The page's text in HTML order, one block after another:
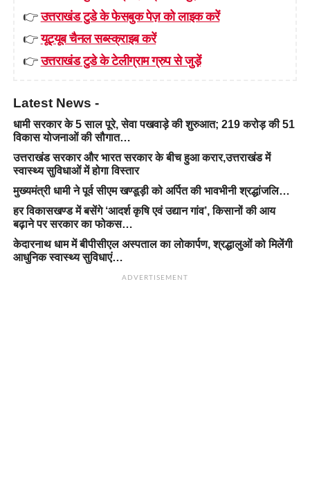
👉उत्तराखंड टुडे के फेसबुक पेज़ को लाइक करें
👉यूट्यूब चैनल सब्स्क्राइब करें
👉उत्तराखंड टुडे के टेलीग्राम ग्रुप से जुड़ें
Latest News -
धामी सरकार के 5 साल पूरे, सेवा पखवाड़े की शुरुआत; 219 करोड़ की 51
विकास योजनाओं की सौगात…
उत्तराखंड सरकार और भारत सरकार के बीच हुआ करार,उत्तराखंड में
स्वास्थ्य सुविधाओं में होगा विस्तार
मुख्यमंत्री धामी ने पूर्व सीएम खण्डूड़ी को अर्पित की भावभीनी श्रद्धांजलि…
हर विकासखण्ड में बसेंगे ‘आदर्श कृषि एवं उद्यान गांव’, किसानों की आय
बढ़ाने पर सरकार का फोकस…
केदारनाथ धाम में बीपीसीएल अस्पताल का लोकार्पण, श्रद्धालुओं को मिलेंगी
आधुनिक स्वास्थ्य सुविधाएं…
ADVERTISEMENT